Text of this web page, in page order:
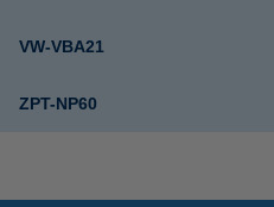
VW-VBA21
ZPT-NP60